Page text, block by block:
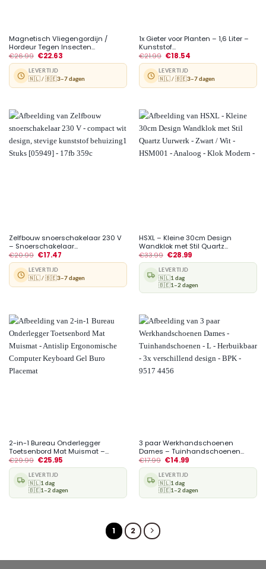
Magnetisch Vliegengordijn /
Hordeur Tegen Insecten...
€26.99 €22.63
LEVERTIJD
🇳🇱 / 🇧🇪3–7 dagen
1x Gieter voor Planten – 1,6 Liter –
Kunststof...
€21.99 €18.54
LEVERTIJD
🇳🇱 / 🇧🇪3–7 dagen
Zelfbouw snoerschakelaar 230 V
– Snoerschakelaar...
€20.99 €17.47
LEVERTIJD
🇳🇱 / 🇧🇪3–7 dagen
HSXL – Kleine 30cm Design
Wandklok met Stil Quartz...
€33.99 €28.99
LEVERTIJD
🇳🇱1 dag
🇧🇪1–2 dagen
2-in-1 Bureau Onderlegger
Toetsenbord Mat Muismat –...
€29.99 €25.95
LEVERTIJD
🇳🇱1 dag
🇧🇪1–2 dagen
3 paar Werkhandschoenen
Dames – Tuinhandschoenen...
€17.99 €14.99
LEVERTIJD
🇳🇱1 dag
🇧🇪1–2 dagen
1 2